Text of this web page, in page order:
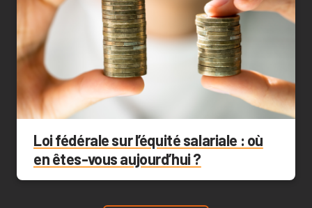
Loi fédérale sur l’équité salariale : où
en êtes-vous aujourd’hui ?